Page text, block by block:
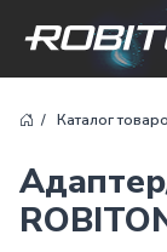
Каталог